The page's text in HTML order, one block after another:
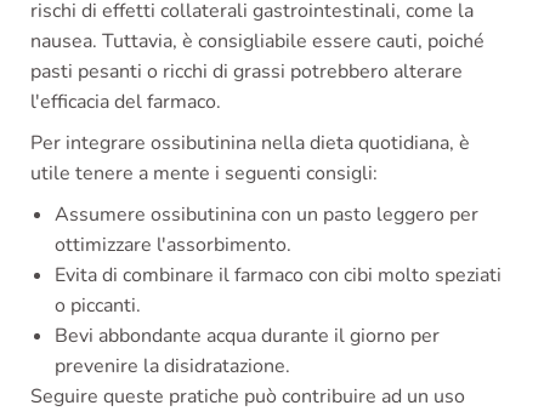
rischi di effetti collaterali gastrointestinali, come la
nausea. Tuttavia, è consigliabile essere cauti, poiché
pasti pesanti o ricchi di grassi potrebbero alterare
l'efficacia del farmaco.
Per integrare ossibutinina nella dieta quotidiana, è
utile tenere a mente i seguenti consigli:
Assumere ossibutinina con un pasto leggero per
ottimizzare l'assorbimento.
Evita di combinare il farmaco con cibi molto speziati
o piccanti.
Bevi abbondante acqua durante il giorno per
prevenire la disidratazione.
Seguire queste pratiche può contribuire ad un uso